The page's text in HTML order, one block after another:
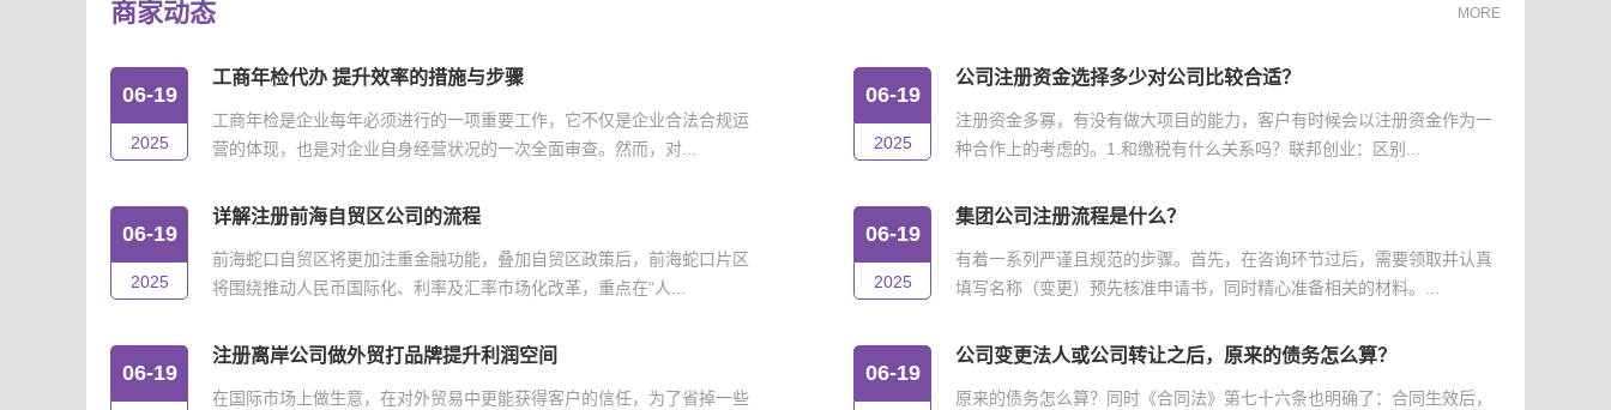
商家动态 MORE
06-19
2025
工商年检代办 提升效率的措施与步骤
工商年检是企业每年必须进行的一项重要工作，它不仅是企业合法合规运
营的体现，也是对企业自身经营状况的一次全面审查。然而，对...
06-19
2025
公司注册资金选择多少对公司比较合适？
注册资金多寡，有没有做大项目的能力，客户有时候会以注册资金作为一
种合作上的考虑的。1.和缴税有什么关系吗？联邦创业：区别...
06-19
2025
详解注册前海自贸区公司的流程
前海蛇口自贸区将更加注重金融功能，叠加自贸区政策后，前海蛇口片区
将围绕推动人民币国际化、利率及汇率市场化改革，重点在“人...
06-19
2025
集团公司注册流程是什么？
有着一系列严谨且规范的步骤。首先，在咨询环节过后，需要领取并认真
填写名称（变更）预先核准申请书，同时精心准备相关的材料。...
06-19
注册离岸公司做外贸打品牌提升利润空间
在国际市场上做生意，在对外贸易中更能获得客户的信任，为了省掉一些
06-19
公司变更法人或公司转让之后，原来的债务怎么算？
原来的债务怎么算？同时《合同法》第七十六条也明确了：合同生效后，